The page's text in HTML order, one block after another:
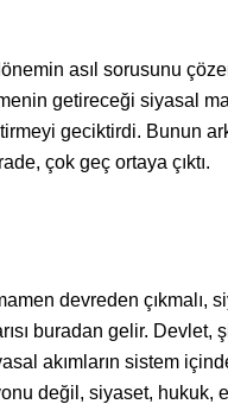
asıl sorusunu
getireceği siyasal
geciktirdi. Bunun
çok geç ortaya çıktı.
devreden çıkmalı,
buradan gelir. Devlet,
akımların sistem
değil, siyaset, hukuk,